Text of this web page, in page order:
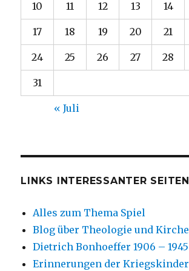
10 11 12 13 14
17 18 19 20 21
24 25 26 27 28
31
« Juli
LINKS INTERESSANTER SEITEN
Alles zum Thema Spiel
Blog über Theologie und Kirche
Dietrich Bonhoeffer 1906 – 1945
Erinnerungen der Kriegskinder